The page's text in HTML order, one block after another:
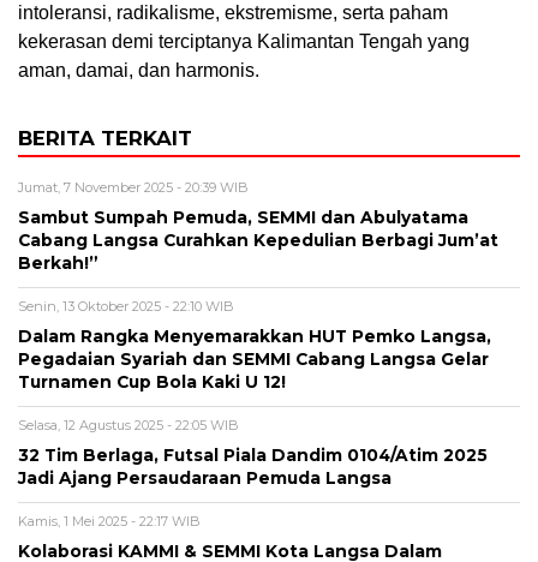
intoleransi, radikalisme, ekstremisme, serta paham
kekerasan demi terciptanya Kalimantan Tengah yang
aman, damai, dan harmonis.
BERITA TERKAIT
Jumat, 7 November 2025 - 20:39 WIB
Sambut Sumpah Pemuda, SEMMI dan Abulyatama
Cabang Langsa Curahkan Kepedulian Berbagi Jum’at
Berkah!”
Senin, 13 Oktober 2025 - 22:10 WIB
Dalam Rangka Menyemarakkan HUT Pemko Langsa,
Pegadaian Syariah dan SEMMI Cabang Langsa Gelar
Turnamen Cup Bola Kaki U 12!
Selasa, 12 Agustus 2025 - 22:05 WIB
32 Tim Berlaga, Futsal Piala Dandim 0104/Atim 2025
Jadi Ajang Persaudaraan Pemuda Langsa
Kamis, 1 Mei 2025 - 22:17 WIB
Kolaborasi KAMMI & SEMMI Kota Langsa Dalam